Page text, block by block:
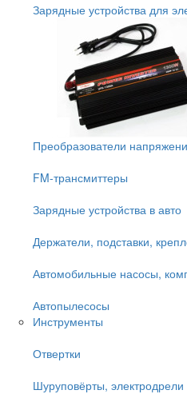
Зарядные устройства для
Преобразователи
FM-трансмиттеры
Зарядные устройства в авто
Держатели, подставки,
Автомобильные насосы,
Автопылесосы
Инструменты
Отвертки
Шуруповёрты, электродрели